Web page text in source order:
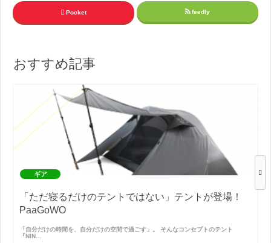
Pocket feedly
おすすめ記事
ギア
「ただ寝るだけのテントではない」テントが登場！
PaaGoWO
「自分だけの時間を、自分だけの空間で過ごす」。 そんなコンセプトのテント
『NIN…